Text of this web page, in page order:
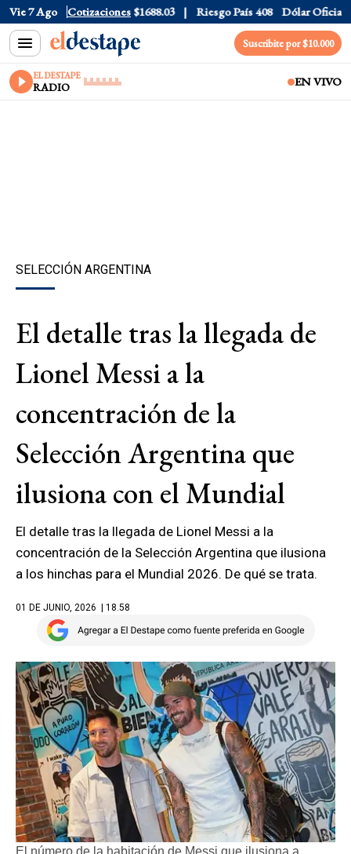
Vie 7 Ago Cotizaciones
CCL $1577.3 Euro $1688.03 Riesgo País 408 Dólar Oficial
Suscribite por $10.000
EL DESTAPE
RADIO EN VIVO
SELECCIÓN ARGENTINA
El detalle tras la llegada de
Lionel Messi a la
concentración de la
Selección Argentina que
ilusiona con el Mundial
El detalle tras la llegada de Lionel Messi a la
concentración de la Selección Argentina que ilusiona
a los hinchas para el Mundial 2026. De qué se trata.
01 DE JUNIO, 2026 | 18.58
El número de la habitación de Messi que ilusiona a